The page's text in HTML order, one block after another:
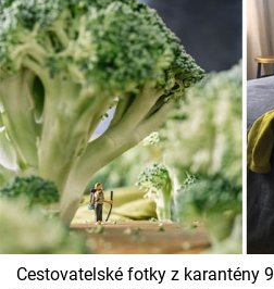
Cestovatelské fotky z karantény 9